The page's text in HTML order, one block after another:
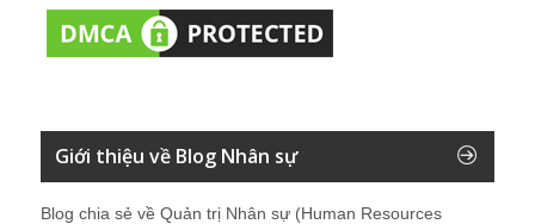
Giới thiệu về Blog Nhân sự
Blog chia sẻ về Quản trị Nhân sự (Human Resources